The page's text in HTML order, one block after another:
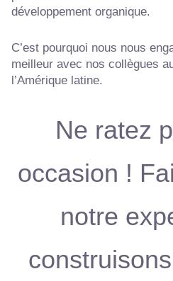
développement organique.
C’est pourquoi nous nous
meilleur avec nos collègues
l’Amérique latine.
Ne ratez
occasion !
notre